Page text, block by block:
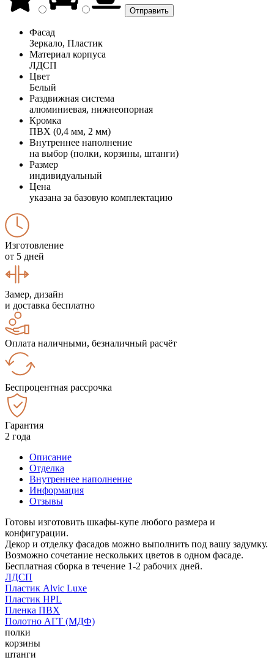
Фасад
Зеркало, Пластик
Материал корпуса
ЛДСП
Цвет
Белый
Раздвижная система
алюминиевая, нижнеопорная
Кромка
ПВХ (0,4 мм, 2 мм)
Внутреннее наполнение
на выбор (полки, корзины, штанги)
Размер
индивидуальный
Цена
указана за базовую комплектацию
Изготовление
от 5 дней
Замер, дизайн
и доставка бесплатно
Оплата наличными, безналичный расчёт
Беспроцентная рассрочка
Гарантия
2 года
Описание
Отделка
Внутреннее наполнение
Информация
Отзывы
Готовы изготовить шкафы-купе любого размера и
конфигурации.
Декор и отделку фасадов можно выполнить под вашу задумку.
Возможно сочетание нескольких цветов в одном фасаде.
Бесплатная сборка в течение 1-2 рабочих дней.
ЛДСП
Пластик Alvic Luxe
Пластик HPL
Пленка ПВХ
Полотно АГТ (МДФ)
полки
корзины
штанги